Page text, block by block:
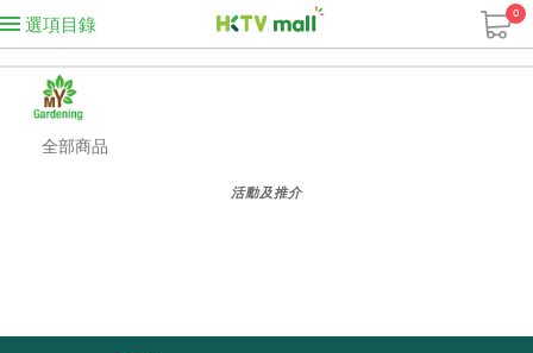
選項目錄
0
全部商品
活動及推介